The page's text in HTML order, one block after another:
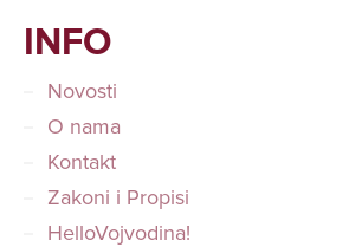
INFO
Novosti
O nama
Kontakt
Zakoni i Propisi
HelloVojvodina!